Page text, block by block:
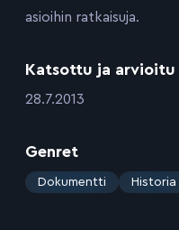
asioihin ratkaisuja.
Katsottu ja arvioitu
:28.7.2013
Genret
: Dokumentti Historia